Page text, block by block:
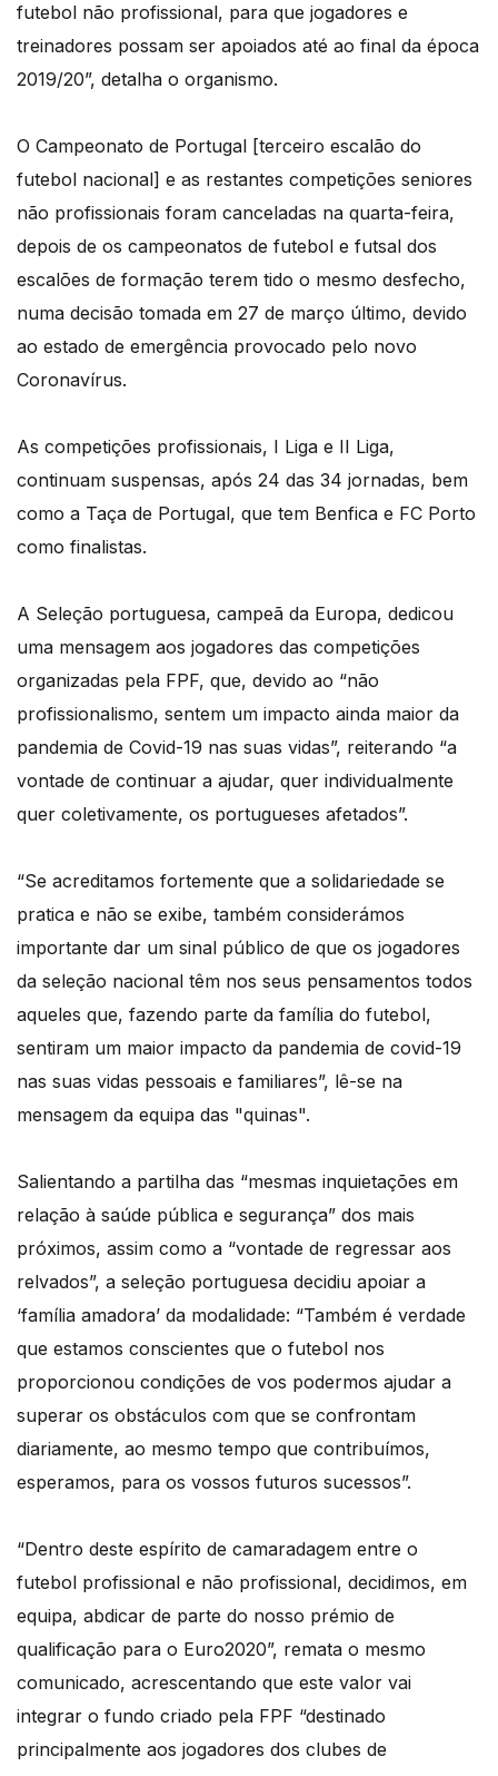
futebol não profissional, para que jogadores e
treinadores possam ser apoiados até ao final da época
2019/20”, detalha o organismo.
O Campeonato de Portugal [terceiro escalão do
futebol nacional] e as restantes competições seniores
não profissionais foram canceladas na quarta-feira,
depois de os campeonatos de futebol e futsal dos
escalões de formação terem tido o mesmo desfecho,
numa decisão tomada em 27 de março último, devido
ao estado de emergência provocado pelo novo
Coronavírus.
As competições profissionais, I Liga e II Liga,
continuam suspensas, após 24 das 34 jornadas, bem
como a Taça de Portugal, que tem Benfica e FC Porto
como finalistas.
A Seleção portuguesa, campeã da Europa, dedicou
uma mensagem aos jogadores das competições
organizadas pela FPF, que, devido ao “não
profissionalismo, sentem um impacto ainda maior da
pandemia de Covid-19 nas suas vidas”, reiterando “a
vontade de continuar a ajudar, quer individualmente
quer coletivamente, os portugueses afetados”.
“Se acreditamos fortemente que a solidariedade se
pratica e não se exibe, também considerámos
importante dar um sinal público de que os jogadores
da seleção nacional têm nos seus pensamentos todos
aqueles que, fazendo parte da família do futebol,
sentiram um maior impacto da pandemia de covid-19
nas suas vidas pessoais e familiares”, lê-se na
mensagem da equipa das "quinas".
Salientando a partilha das “mesmas inquietações em
relação à saúde pública e segurança” dos mais
próximos, assim como a “vontade de regressar aos
relvados”, a seleção portuguesa decidiu apoiar a
‘família amadora’ da modalidade: “Também é verdade
que estamos conscientes que o futebol nos
proporcionou condições de vos podermos ajudar a
superar os obstáculos com que se confrontam
diariamente, ao mesmo tempo que contribuímos,
esperamos, para os vossos futuros sucessos”.
“Dentro deste espírito de camaradagem entre o
futebol profissional e não profissional, decidimos, em
equipa, abdicar de parte do nosso prémio de
qualificação para o Euro2020”, remata o mesmo
comunicado, acrescentando que este valor vai
integrar o fundo criado pela FPF “destinado
principalmente aos jogadores dos clubes de